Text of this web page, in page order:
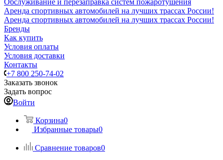
Обслуживание и перезаправка систем пожаротушения
Аренда спортивных автомобилей на лучших трассах России!
Аренда спортивных автомобилей на лучших трассах России!
Бренды
Как купить
Условия оплаты
Условия доставки
Контакты
+7 800 250-74-02
Заказать звонок
Задать вопрос
Войти
Корзина0
Избранные товары0
Сравнение товаров0